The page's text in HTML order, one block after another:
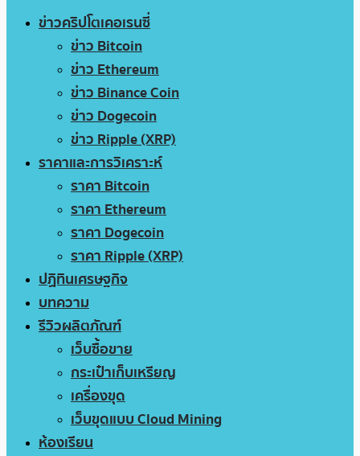
ข่าวคริปโตเคอเรนซี่
ข่าว Bitcoin
ข่าว Ethereum
ข่าว Binance Coin
ข่าว Dogecoin
ข่าว Ripple (XRP)
ราคาและการวิเคราะห์
ราคา Bitcoin
ราคา Ethereum
ราคา Dogecoin
ราคา Ripple (XRP)
ปฏิทินเศรษฐกิจ
บทความ
รีวิวผลิตภัณฑ์
เว็บซื้อขาย
กระเป๋าเก็บเหรียญ
เครื่องขุด
เว็บขุดแบบ Cloud Mining
ห้องเรียน